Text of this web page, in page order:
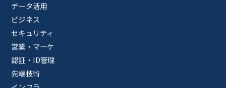
データ活用
ビジネス
セキュリティ
営業・マーケ
認証・ID管理
先端技術